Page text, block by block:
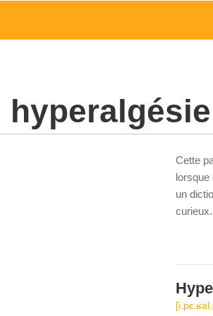
hyperalgésie
Cette
lorsque
un
curieux.